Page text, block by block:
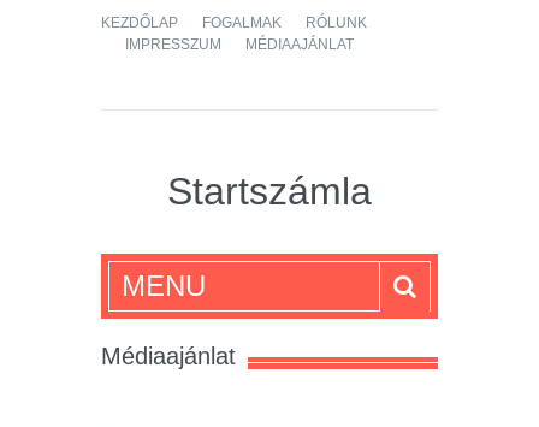
KEZDŐLAP FOGALMAK
RÓLUNK
IMPRESSZUM
MÉDIAAJÁNLAT
Startszámla
MENU
Médiaajánlat